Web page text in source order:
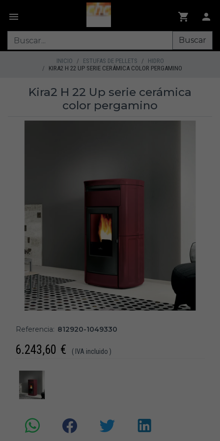
Buscar
INICIO ESTUFAS DE PELLETS
HIDRO
KIRA2 H 22 UP SERIE CERÁMICA COLOR PERGAMINO
Kira2 H 22 Up serie cerámica
color pergamino
Referencia: 812920-1049330
6.243,60 € ( IVA incluido )